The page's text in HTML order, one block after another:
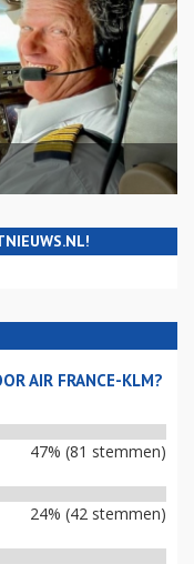
AIR FRANCE-KLM?
47% (81 stemmen)
24% (42 stemmen)